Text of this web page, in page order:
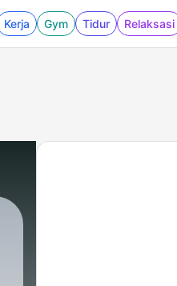
Kerja Gym Tidur Relaksasi